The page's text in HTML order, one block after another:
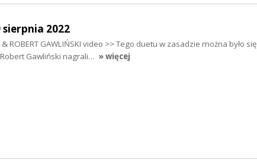
sierpnia 2022
& ROBERT GAWLIŃSKI video >> Tego duetu w zasadzie można było się
Gawliński nagrali… » więcej